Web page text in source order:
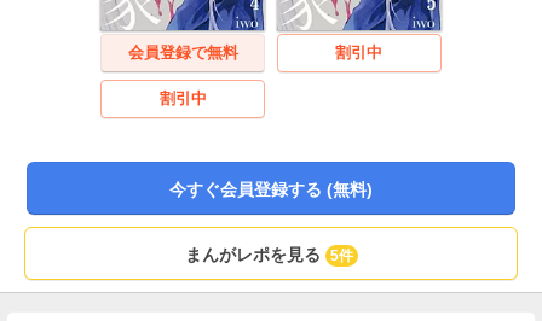
会員登録で無料
割引中
割引中
今すぐ会員登録する (無料)
まんがレポを見る 5件